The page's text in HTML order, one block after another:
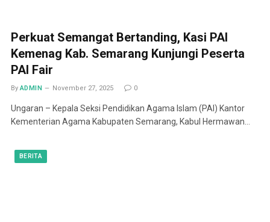
Perkuat Semangat Bertanding, Kasi PAI
Kemenag Kab. Semarang Kunjungi Peserta
PAI Fair
By ADMIN November 27, 2025 0
Ungaran – Kepala Seksi Pendidikan Agama Islam (PAI) Kantor
Kementerian Agama Kabupaten Semarang, Kabul Hermawan…
BERITA